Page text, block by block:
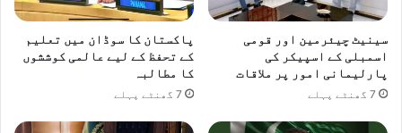
سینیٹ چیئرمین اور قومی
اسمبلی کے اسپیکر کی
پارلیمانی امور پر ملاقات
7 گھنٹے پہلے
پاکستان کا سوڈان میں تعلیم
کے تحفظ کے لیے عالمی کوششوں
کا مطالبہ
7 گھنٹے پہلے